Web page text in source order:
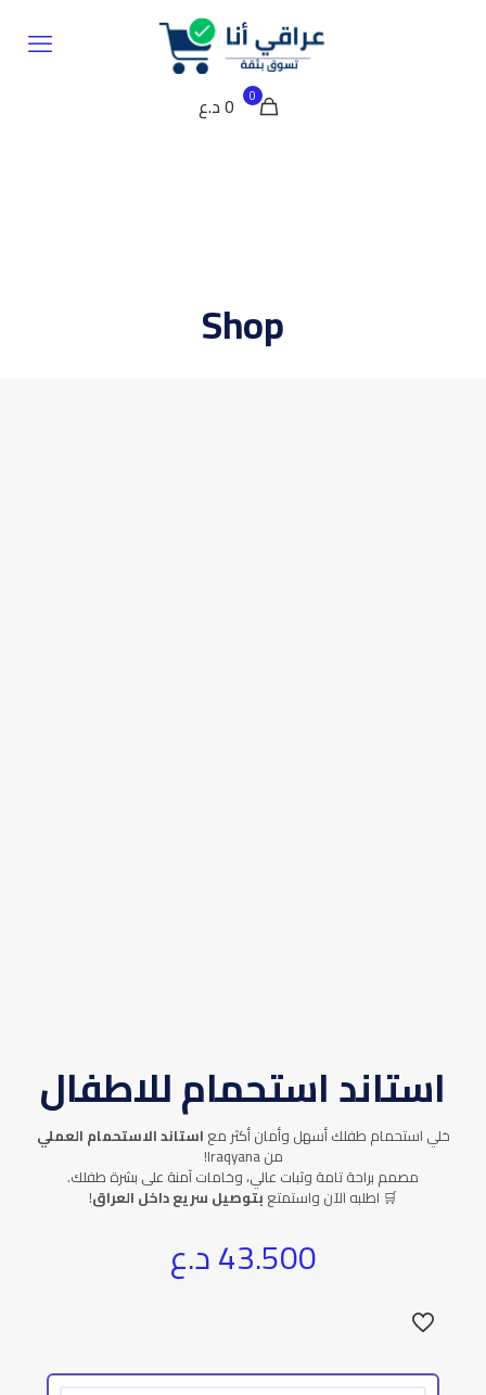
0 0 د.ع
Shop
استاند استحمام للاطفال
خلي استحمام طفلك أسهل وأمان أكثر مع استاند الاستحمام العملي
من Iraqyana!
مصمم براحة تامة وثبات عالي، وخامات آمنة على بشرة طفلك.
🛒 اطلبه الآن واستمتع بتوصيل سريع داخل العراق!
43.500د.ع